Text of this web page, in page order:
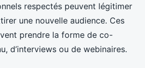
respectés peuvent légitimer
une nouvelle audience. Ces
prendre la forme de co-
d’interviews ou de webinaires.